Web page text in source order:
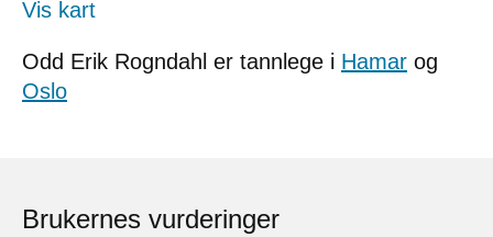
Vis kart
Odd Erik Rogndahl er tannlege i Hamar og
Oslo
Brukernes vurderinger